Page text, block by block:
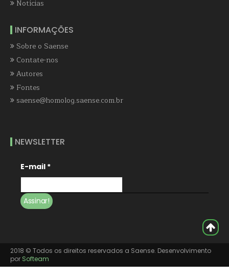
Notícias
INFORMAÇÕES
Sobre o Saense
Contate-nos
Autores
Fontes
saense@homolog.saense.com.br
NEWSLETTER
E-mail *
2018 © Todos os direitos reservados a Saense. Desenvolvimento
por Softeam